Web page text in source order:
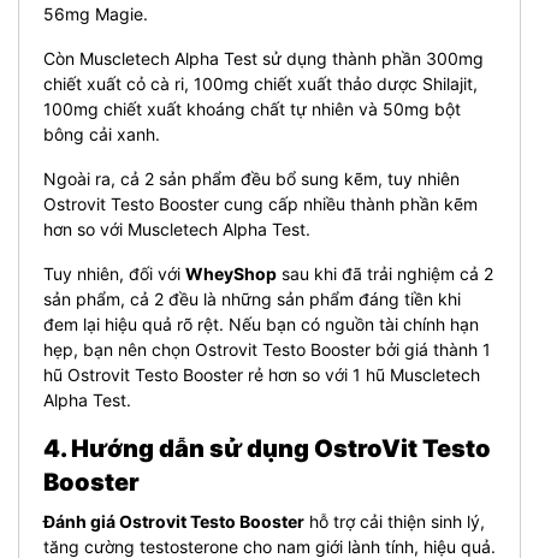
56mg Magie.
Còn Muscletech Alpha Test sử dụng thành phần 300mg
chiết xuất cỏ cà ri, 100mg chiết xuất thảo dược Shilajit,
100mg chiết xuất khoáng chất tự nhiên và 50mg bột
bông cải xanh.
Ngoài ra, cả 2 sản phẩm đều bổ sung kẽm, tuy nhiên
Ostrovit Testo Booster cung cấp nhiều thành phần kẽm
hơn so với Muscletech Alpha Test.
Tuy nhiên, đối với WheyShop sau khi đã trải nghiệm cả 2
sản phẩm, cả 2 đều là những sản phẩm đáng tiền khi
đem lại hiệu quả rõ rệt. Nếu bạn có nguồn tài chính hạn
hẹp, bạn nên chọn Ostrovit Testo Booster bởi giá thành 1
hũ Ostrovit Testo Booster rẻ hơn so với 1 hũ Muscletech
Alpha Test.
4. Hướng dẫn sử dụng OstroVit Testo
Booster
Đánh giá Ostrovit Testo Booster hỗ trợ cải thiện sinh lý,
tăng cường testosterone cho nam giới lành tính, hiệu quả.